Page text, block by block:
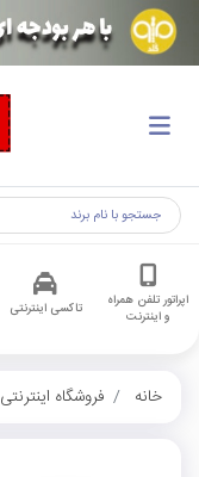
اپراتور تلفن همراه
و اینترنت
تاکسی اینترنتی
خانه فروشگاه اینترنتی